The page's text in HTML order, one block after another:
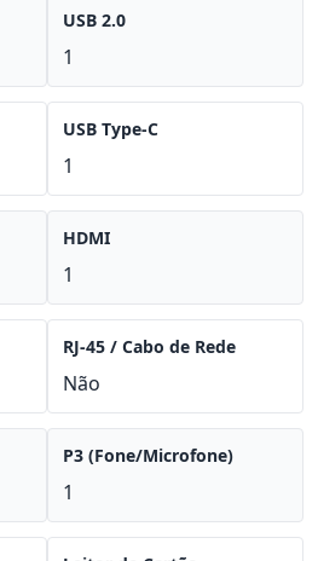
USB 2.0
1
USB Type-C
1
HDMI
1
RJ-45 / Cabo de Rede
Não
P3 (Fone/Microfone)
1